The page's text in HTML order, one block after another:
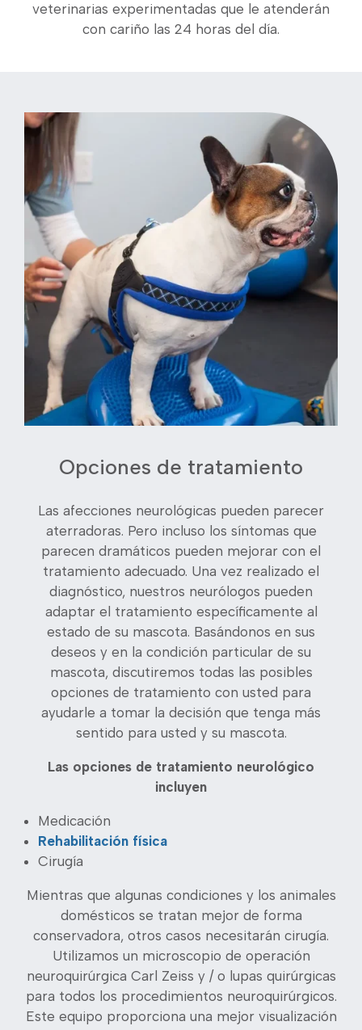
veterinarias experimentadas que le atenderán
con cariño las 24 horas del día.
Opciones de tratamiento
Las afecciones neurológicas pueden parecer
aterradoras. Pero incluso los síntomas que
parecen dramáticos pueden mejorar con el
tratamiento adecuado. Una vez realizado el
diagnóstico, nuestros neurólogos pueden
adaptar el tratamiento específicamente al
estado de su mascota. Basándonos en sus
deseos y en la condición particular de su
mascota, discutiremos todas las posibles
opciones de tratamiento con usted para
ayudarle a tomar la decisión que tenga más
sentido para usted y su mascota.
Las opciones de tratamiento neurológico
incluyen
Medicación
Rehabilitación física
Cirugía
Mientras que algunas condiciones y los animales
domésticos se tratan mejor de forma
conservadora, otros casos necesitarán cirugía.
Utilizamos un microscopio de operación
neuroquirúrgica Carl Zeiss y / o lupas quirúrgicas
para todos los procedimientos neuroquirúrgicos.
Este equipo proporciona una mejor visualización